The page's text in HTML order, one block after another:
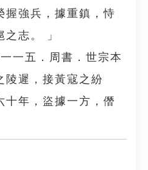
握強兵，據重鎮，恃
志。 」
一五．周書．世宗本
陵遲，接黃寇之紛
十年，盜據一方，僭